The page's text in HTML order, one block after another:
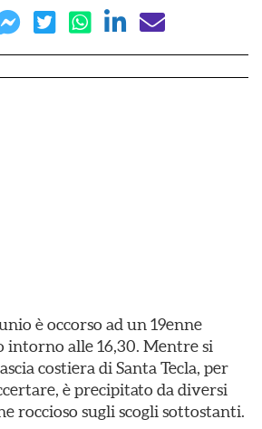
è occorso ad un 19enne
intorno alle 16,30. Mentre si
costiera di Santa Tecla, per
è precipitato da diversi
roccioso sugli scogli sottostanti.